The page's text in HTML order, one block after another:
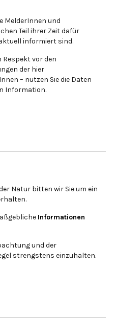
MelderInnen und
Teil ihrer Zeit dafür
informiert sind.
Respekt vor den
der hier
– nutzen Sie die Daten
Information.
Natur bitten wir Sie um ein
Informationen
und der
strengstens einzuhalten.